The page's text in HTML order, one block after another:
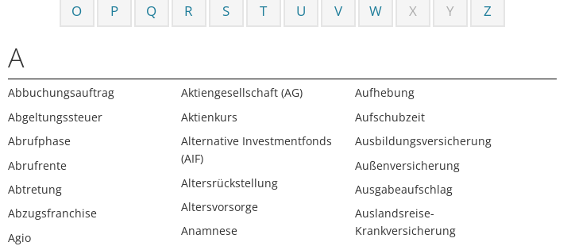
O P Q R S T U V W X Y Z
A
Abbuchungsauftrag
Abgeltungssteuer
Abrufphase
Abrufrente
Abtretung
Abzugsfranchise
Agio
Aktiengesellschaft (AG)
Aktienkurs
Alternative Investmentfonds
(AIF)
Altersrückstellung
Altersvorsorge
Anamnese
Aufhebung
Aufschubzeit
Ausbildungsversicherung
Außenversicherung
Ausgabeaufschlag
Auslandsreise-
Krankversicherung